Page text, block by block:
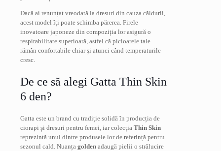
Dacă ai renunțat vreodată la dresuri din cauza căldurii,
acest model îți poate schimba părerea. Firele
inovatoare japoneze din compoziția lor asigură o
respirabilitate superioară, astfel că picioarele tale
rămân confortabile chiar și atunci când temperaturile
cresc.
De ce să alegi Gatta Thin Skin
6 den?
Gatta este un brand cu tradiție solidă în producția de
ciorapi și dresuri pentru femei, iar colecția Thin Skin
reprezintă unul dintre produsele lor de referință pentru
sezonul cald. Nuanța golden adaugă pielii o strălucire